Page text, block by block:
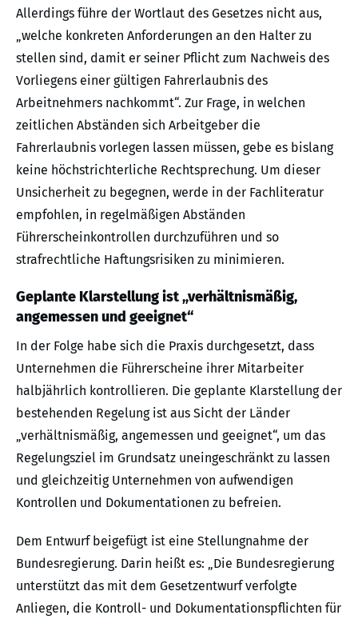
Allerdings führe der Wortlaut des Gesetzes nicht aus,
„welche konkreten Anforderungen an den Halter zu
stellen sind, damit er seiner Pflicht zum Nachweis des
Vorliegens einer gültigen Fahrerlaubnis des
Arbeitnehmers nachkommt“. Zur Frage, in welchen
zeitlichen Abständen sich Arbeitgeber die
Fahrerlaubnis vorlegen lassen müssen, gebe es bislang
keine höchstrichterliche Rechtsprechung. Um dieser
Unsicherheit zu begegnen, werde in der Fachliteratur
empfohlen, in regelmäßigen Abständen
Führerscheinkontrollen durchzuführen und so
strafrechtliche Haftungsrisiken zu minimieren.
Geplante Klarstellung ist „verhältnismäßig,
angemessen und geeignet“
In der Folge habe sich die Praxis durchgesetzt, dass
Unternehmen die Führerscheine ihrer Mitarbeiter
halbjährlich kontrollieren. Die geplante Klarstellung der
bestehenden Regelung ist aus Sicht der Länder
„verhältnismäßig, angemessen und geeignet“, um das
Regelungsziel im Grundsatz uneingeschränkt zu lassen
und gleichzeitig Unternehmen von aufwendigen
Kontrollen und Dokumentationen zu befreien.
Dem Entwurf beigefügt ist eine Stellungnahme der
Bundesregierung. Darin heißt es: „Die Bundesregierung
unterstützt das mit dem Gesetzentwurf verfolgte
Anliegen, die Kontroll- und Dokumentationspflichten für